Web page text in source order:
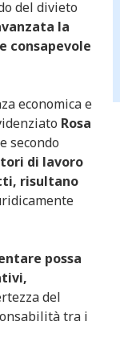
del divieto
la
consapevole
economica e
Rosa
secondo
di lavoro
risultano
possa
del
tra i